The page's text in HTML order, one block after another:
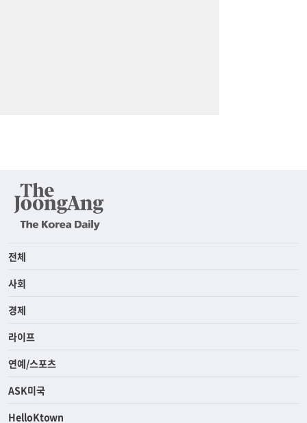
전체
사회
경제
라이프
연예/스포츠